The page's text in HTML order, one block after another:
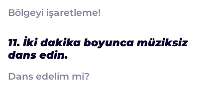
Bölgeyi işaretleme!
11. İki dakika boyunca müziksiz
dans edin.
Dans edelim mi?